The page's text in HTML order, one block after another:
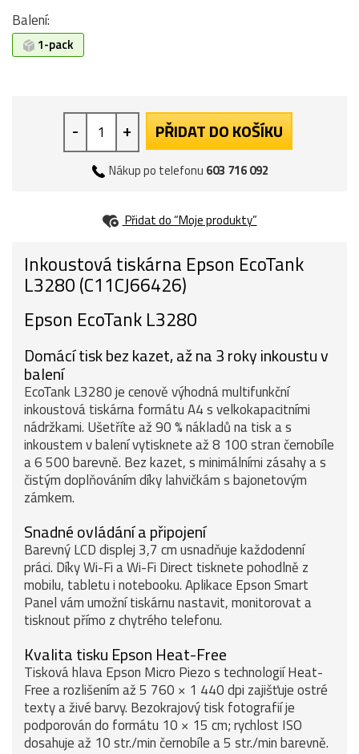
Balení:
1-pack
- + PŘIDAT DO KOŠÍKU
Nákup po telefonu 603 716 092
Přidat do “Moje produkty”
Inkoustová tiskárna Epson EcoTank
L3280 (C11CJ66426)
Epson EcoTank L3280
Domácí tisk bez kazet, až na 3 roky inkoustu v
balení
EcoTank L3280 je cenově výhodná multifunkční
inkoustová tiskárna formátu A4 s velkokapacitními
nádržkami. Ušetříte až 90 % nákladů na tisk a s
inkoustem v balení vytisknete až 8 100 stran černobíle
a 6 500 barevně. Bez kazet, s minimálními zásahy a s
čistým doplňováním díky lahvičkám s bajonetovým
zámkem.
Snadné ovládání a připojení
Barevný LCD displej 3,7 cm usnadňuje každodenní
práci. Díky Wi-Fi a Wi-Fi Direct tisknete pohodlně z
mobilu, tabletu i notebooku. Aplikace Epson Smart
Panel vám umožní tiskárnu nastavit, monitorovat a
tisknout přímo z chytrého telefonu.
Kvalita tisku Epson Heat-Free
Tisková hlava Epson Micro Piezo s technologií Heat-
Free a rozlišením až 5 760 × 1 440 dpi zajišťuje ostré
texty a živé barvy. Bezokrajový tisk fotografií je
podporován do formátu 10 × 15 cm; rychlost ISO
dosahuje až 10 str./min černobíle a 5 str./min barevně.